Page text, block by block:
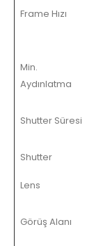
Frame Hızı
Min.
Aydınlatma
Shutter Süresi
Shutter
Lens
Görüş Alanı